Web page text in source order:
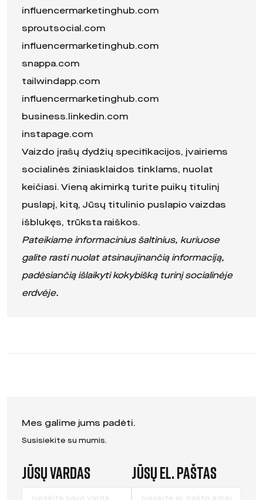
influencermarketinghub.com
sproutsocial.com
influencermarketinghub.com
snappa.com
tailwindapp.com
influencermarketinghub.com
business.linkedin.com
instapage.com
Vaizdo įrašų dydžių specifikacijos, įvairiems
socialinės žiniasklaidos tinklams, nuolat
keičiasi. Vieną akimirką turite puikų titulinį
puslapį, kitą, Jūsų titulinio puslapio vaizdas
išblukęs, trūksta raiškos.
Pateikiame informacinius šaltinius, kuriuose
galite rasti nuolat atsinaujinančią informaciją,
padėsiančią išlaikyti kokybišką turinį socialinėje
erdvėje.
Mes galime jums padėti.
Susisiekite su mumis.
Leave
this
Jūsų vardas Jūsų el. paštas